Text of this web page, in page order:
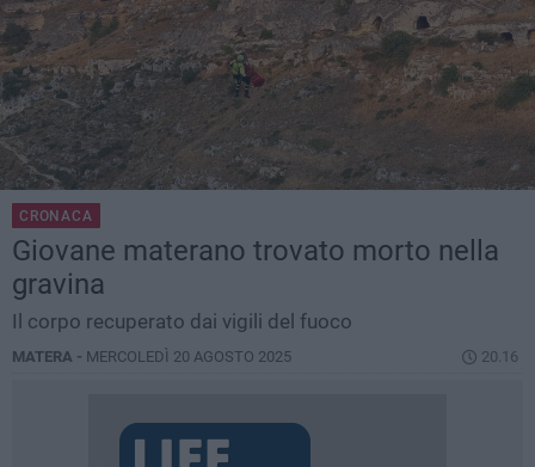
CRONACA
Giovane materano trovato morto nella
gravina
Il corpo recuperato dai vigili del fuoco
MATERA - MERCOLEDÌ 20 AGOSTO 2025 20.16